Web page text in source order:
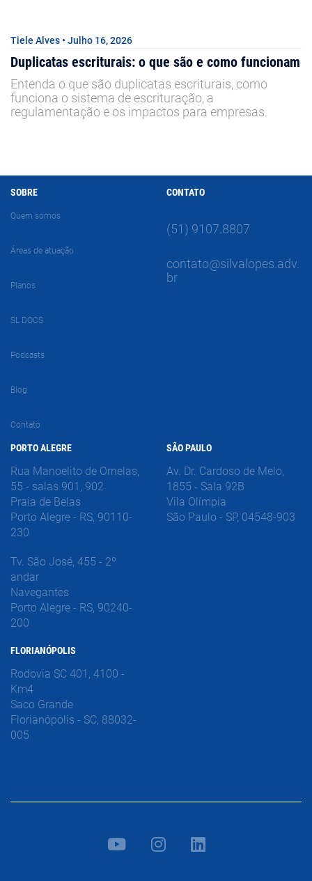
Tiele Alves • Julho 16, 2026
Duplicatas escriturais: o que são e como funcionam
Entenda o que são duplicatas escriturais, como
funciona o sistema de escrituração, a
regulamentação e os impactos para empresas.
SOBRE
Quem somos
Áreas de atuação
Planos
SL DOCS
Podcasts
Blog
Contato
CONTATO
(51) 9107.8807
contato@silvalopes.adv.
br
PORTO ALEGRE
Rua Manoelito de Ornelas,
55 - salas 901, 902
Praia de Belas
Porto Alegre - RS, 90110-
230
Tv. São José, 455 - 2º
andar
Navegantes
Porto Alegre - RS, 90240-
200
FLORIANÓPOLIS
Rodovia SC 401, 4100 -
Km4
Saco Grande
Florianópolis - SC, 88032-
005
SÃO PAULO
Av. Dr. Cardoso de Melo,
1855 - Sala 92B
Vila Olímpia
São Paulo - SP, 04548-903